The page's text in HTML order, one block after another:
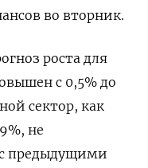
во вторник.
роста для
с 0,5% до
сектор, как
не
предыдущими